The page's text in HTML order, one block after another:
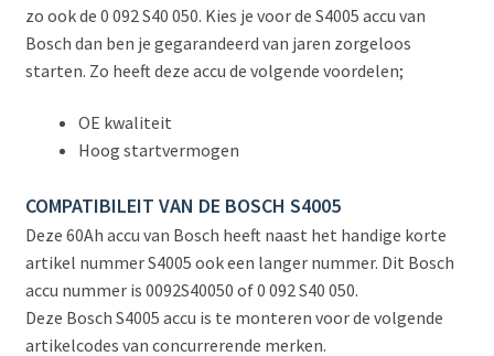
zo ook de 0 092 S40 050. Kies je voor de S4005 accu van
Bosch dan ben je gegarandeerd van jaren zorgeloos
starten. Zo heeft deze accu de volgende voordelen;
OE kwaliteit
Hoog startvermogen
COMPATIBILEIT VAN DE BOSCH S4005
Deze 60Ah accu van Bosch heeft naast het handige korte
artikel nummer S4005 ook een langer nummer. Dit Bosch
accu nummer is 0092S40050 of 0 092 S40 050.
Deze Bosch S4005 accu is te monteren voor de volgende
artikelcodes van concurrerende merken.